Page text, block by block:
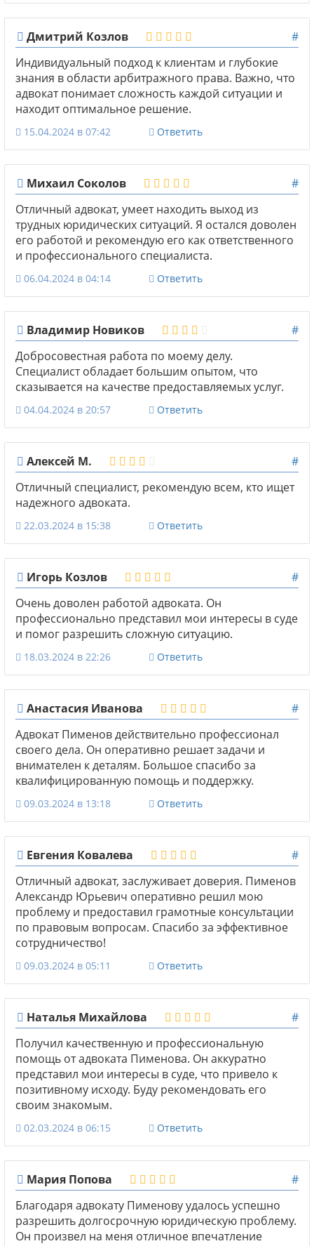
Дмитрий Козлов
#
Индивидуальный подход к клиентам и глубокие
знания в области арбитражного права. Важно, что
адвокат понимает сложность каждой ситуации и
находит оптимальное решение.
15.04.2024 в 07:42 Ответить
Михаил Соколов
#
Отличный адвокат, умеет находить выход из
трудных юридических ситуаций. Я остался доволен
его работой и рекомендую его как ответственного
и профессионального специалиста.
06.04.2024 в 04:14 Ответить
Владимир Новиков
#
Добросовестная работа по моему делу.
Специалист обладает большим опытом, что
сказывается на качестве предоставляемых услуг.
04.04.2024 в 20:57 Ответить
Алексей М.
#
Отличный специалист, рекомендую всем, кто ищет
надежного адвоката.
22.03.2024 в 15:38 Ответить
Игорь Козлов
#
Очень доволен работой адвоката. Он
профессионально представил мои интересы в суде
и помог разрешить сложную ситуацию.
18.03.2024 в 22:26 Ответить
Анастасия Иванова
#
Адвокат Пименов действительно профессионал
своего дела. Он оперативно решает задачи и
внимателен к деталям. Большое спасибо за
квалифицированную помощь и поддержку.
09.03.2024 в 13:18 Ответить
Евгения Ковалева
#
Отличный адвокат, заслуживает доверия. Пименов
Александр Юрьевич оперативно решил мою
проблему и предоставил грамотные консультации
по правовым вопросам. Спасибо за эффективное
сотрудничество!
09.03.2024 в 05:11 Ответить
Наталья Михайлова
#
Получил качественную и профессиональную
помощь от адвоката Пименова. Он аккуратно
представил мои интересы в суде, что привело к
позитивному исходу. Буду рекомендовать его
своим знакомым.
02.03.2024 в 06:15 Ответить
Мария Попова
#
Благодаря адвокату Пименову удалось успешно
разрешить долгосрочную юридическую проблему.
Он произвел на меня отличное впечатление